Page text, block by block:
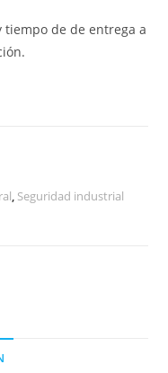
de de entrega a
, Seguridad industrial